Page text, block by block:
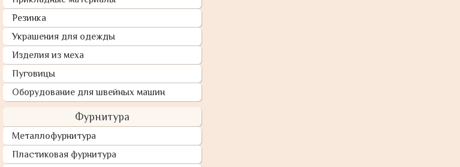
Резинка
Украшения для одежды
Изделия из меха
Пуговицы
Оборудование для швейных машин
Фурнитура
Металлофурнитура
Пластиковая фурнитура